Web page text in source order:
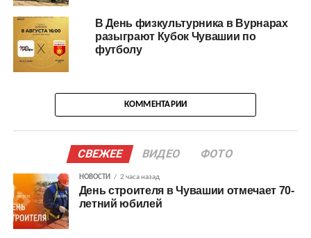
В День физкультурника в Вурнарах
разыграют Кубок Чувашии по
футболу
КОММЕНТАРИИ
СВЕЖЕЕ ВИДЕО ФОТО
НОВОСТИ 2 часа назад
День строителя в Чувашии отмечает 70-
летний юбилей